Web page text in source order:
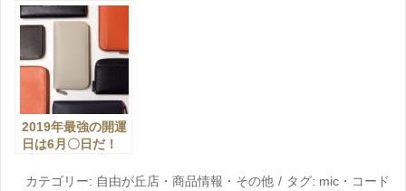
店】
2019年最強の開運
日は6月〇日だ！
カテゴリー: 自由が丘店 ・ 商品情報 ・ その他 タグ: mic ・ コード